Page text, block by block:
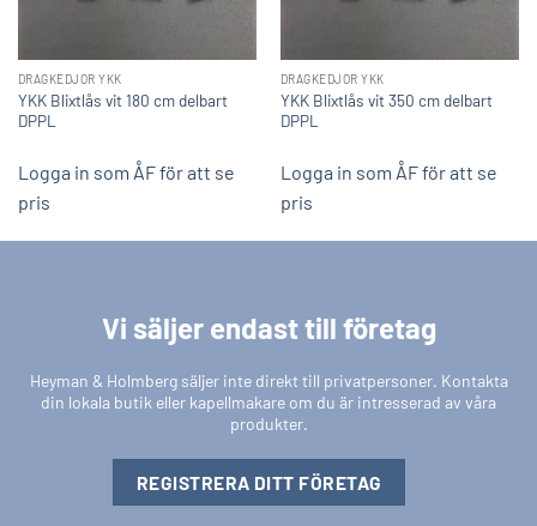
DRAGKEDJOR YKK
YKK Blixtlås vit 180 cm delbart
DPPL
Logga in som ÅF för att se
pris
DRAGKEDJOR YKK
YKK Blixtlås vit 350 cm delbart
DPPL
Logga in som ÅF för att se
pris
Vi säljer endast till företag
Heyman & Holmberg säljer inte direkt till privatpersoner. Kontakta
din lokala butik eller kapellmakare om du är intresserad av våra
produkter.
REGISTRERA DITT FÖRETAG